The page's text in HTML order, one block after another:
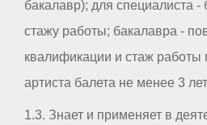
бакалавр); для специалиста -
стажу работы; бакалавра -
квалификации и стаж работы
артиста балета не менее 3
1.3. Знает и применяет в